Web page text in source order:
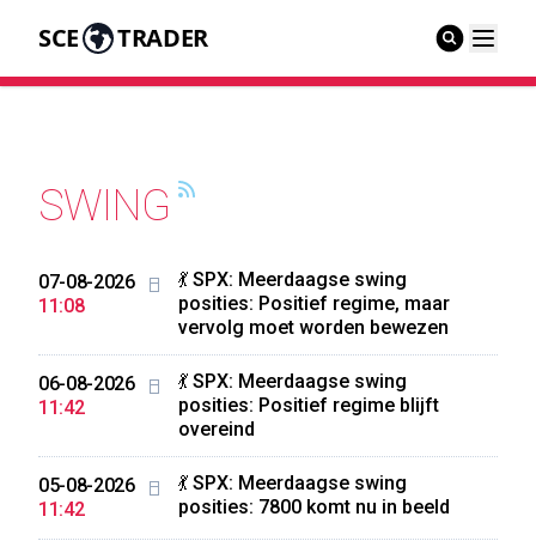
SCE TRADER
SWING
07-08-2026
11:08
💃 SPX: Meerdaagse swing
posities: Positief regime, maar
vervolg moet worden bewezen
06-08-2026
11:42
💃 SPX: Meerdaagse swing
posities: Positief regime blijft
overeind
05-08-2026
11:42
💃 SPX: Meerdaagse swing
posities: 7800 komt nu in beeld